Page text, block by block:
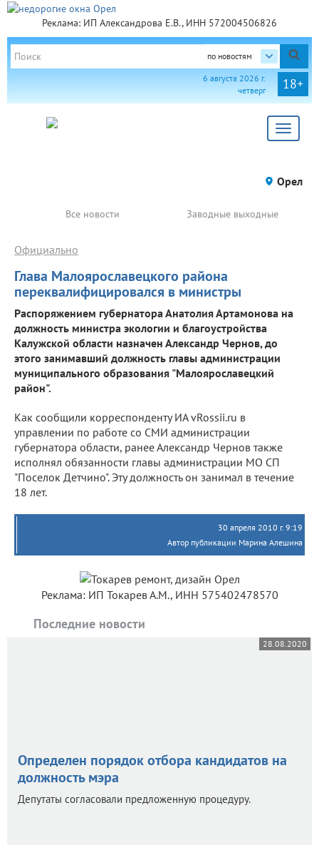
Реклама: ИП Александрова Е.В., ИНН 572004506826
по новостям
18+
6 августа 2026 г.
четверг
Toggle
Орел
Все новости Заводные выходные
Глава Малоярославецкого района
переквалифицировался в министры
Официально
Распоряжением губернатора Анатолия Артамонова на
должность министра экологии и благоустройства
Калужской области назначен Александр Чернов, до
этого занимавший должность главы администрации
муниципального образования "Малоярославецкий
район".
Как сообщили корреспонденту ИА vRossii.ru в
управлении по работе со СМИ администрации
губернатора области, ранее Александр Чернов также
исполнял обязанности главы администрации МО СП
"Поселок Детчино". Эту должность он занимал в течение
18 лет.
30 апреля 2010 г. 9:19
Автор публикации Марина Алешина
Реклама: ИП Токарев А.М., ИНН 575402478570
Последние новости
28.08.2020
Определен порядок отбора кандидатов на
должность мэра
Депутаты согласовали предложенную процедуру.